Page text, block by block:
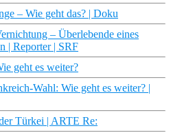
– Wie geht das? | Doku
– Überlebende eines
| Reporter | SRF
geht es weiter?
Wahl: Wie geht es weiter? |
Türkei | ARTE Re: